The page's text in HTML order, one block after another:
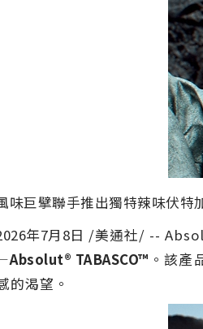
味巨擘聯手推出獨特辣味伏特
年7月8日 /美通社/ --
Absolut® TABASCO™ 。該產
的渴望。